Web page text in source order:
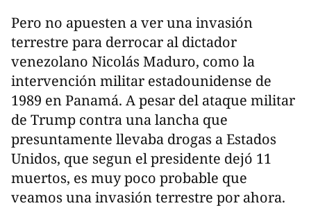
Pero no apuesten a ver una invasión
terrestre para derrocar al dictador
venezolano Nicolás Maduro, como la
intervención militar estadounidense de
1989 en Panamá. A pesar del ataque militar
de Trump contra una lancha que
presuntamente llevaba drogas a Estados
Unidos, que segun el presidente dejó 11
muertos, es muy poco probable que
veamos una invasión terrestre por ahora.